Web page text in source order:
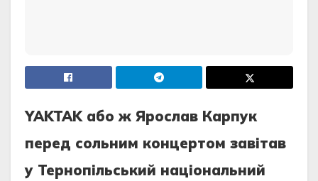
YAKTAK або ж Ярослав Карпук
перед сольним концертом завітав
у Тернопільський національний